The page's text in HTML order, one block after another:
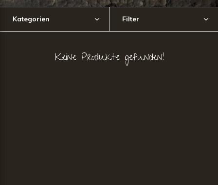
Kategorien Filter
Keine Produkte gefunden!